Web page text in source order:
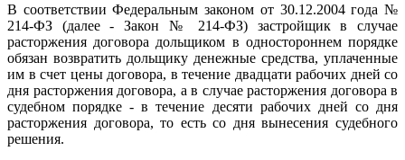
В соответствии Федеральным законом от 30.12.2004 года №
214-ФЗ (далее - Закон № 214-ФЗ) застройщик в случае
расторжения договора дольщиком в одностороннем порядке
обязан возвратить дольщику денежные средства, уплаченные
им в счет цены договора, в течение двадцати рабочих дней со
дня расторжения договора, а в случае расторжения договора в
судебном порядке - в течение десяти рабочих дней со дня
расторжения договора, то есть со дня вынесения судебного
решения.